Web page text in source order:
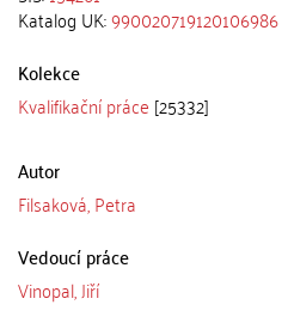
Katalog UK:990020719120106986
Kolekce
Kvalifikační práce [25332]
Autor
Filsaková, Petra
Vedoucí práce
Vinopal, Jiří